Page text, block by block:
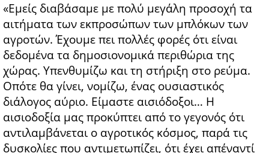
«Εμείς διαβάσαμε με πολύ μεγάλη προσοχή τα
αιτήματα των εκπροσώπων των μπλόκων των
αγροτών. Έχουμε πει πολλές φορές ότι είναι
δεδομένα τα δημοσιονομικά περιθώρια της
χώρας. Υπενθυμίζω και τη στήριξη στο ρεύμα.
Οπότε θα γίνει, νομίζω, ένας ουσιαστικός
διάλογος αύριο. Είμαστε αισιόδοξοι… Η
αισιοδοξία μας προκύπτει από το γεγονός ότι
αντιλαμβάνεται ο αγροτικός κόσμος, παρά τις
δυσκολίες που αντιμετωπίζει, ότι έχει απέναντί